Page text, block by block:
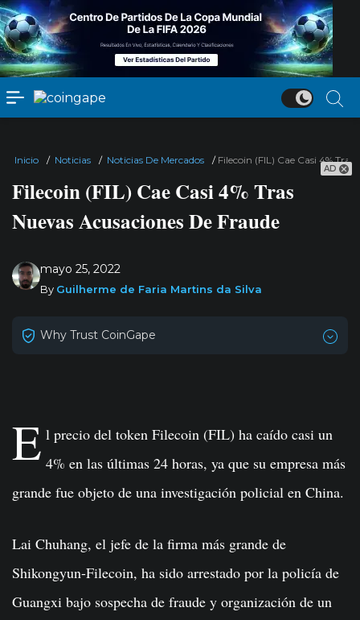
AD
Inicio / Noticias / Noticias De Mercados / Filecoin (FIL) Cae Casi 4%
Filecoin (FIL) Cae Casi 4% Tras
Nuevas Acusaciones De Fraude
mayo 25, 2022
By Guilherme de Faria Martins da Silva
Why Trust CoinGape
E l precio del token Filecoin (FIL) ha caído casi un
4% en las últimas 24 horas, ya que su empresa más
grande fue objeto de una investigación policial en China.
Lai Chuhang, el jefe de la firma más grande de
Shikongyun-Filecoin, ha sido arrestado por la policía de
Guangxi bajo sospecha de fraude y organización de un